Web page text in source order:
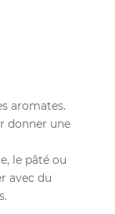
aromates.
donner une
le pâté ou
avec du